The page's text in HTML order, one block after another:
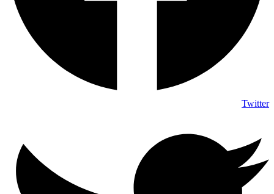
Twitter